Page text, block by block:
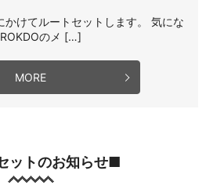
けてルートセットします。 気にな
のメ […]
MORE
ットのお知らせ■